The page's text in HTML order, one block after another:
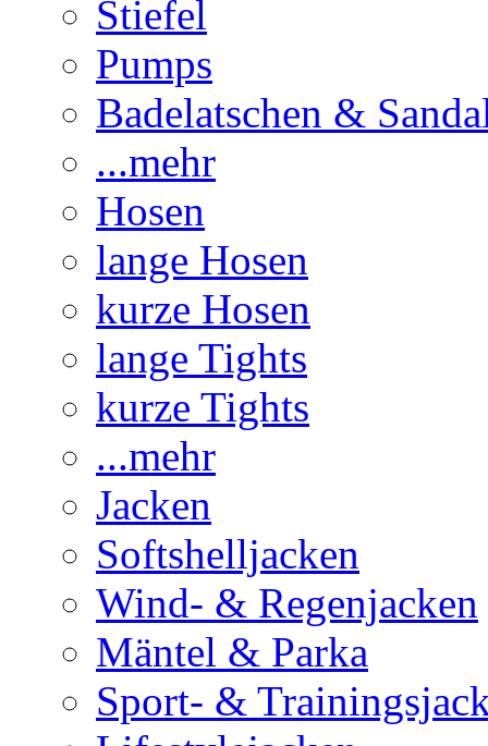
Stiefel
Pumps
Badelatschen &
...mehr
Hosen
lange Hosen
kurze Hosen
lange Tights
kurze Tights
...mehr
Jacken
Softshelljacken
Wind- & Regenjacken
Mäntel & Parka
Sport- &